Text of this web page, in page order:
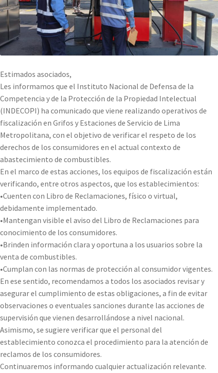
Estimados asociados,
Les informamos que el Instituto Nacional de Defensa de la
Competencia y de la Protección de la Propiedad Intelectual
(INDECOPI) ha comunicado que viene realizando operativos de
fiscalización en Grifos y Estaciones de Servicio de Lima
Metropolitana, con el objetivo de verificar el respeto de los
derechos de los consumidores en el actual contexto de
abastecimiento de combustibles.
En el marco de estas acciones, los equipos de fiscalización están
verificando, entre otros aspectos, que los establecimientos:
•Cuenten con Libro de Reclamaciones, físico o virtual,
debidamente implementado.
•Mantengan visible el aviso del Libro de Reclamaciones para
conocimiento de los consumidores.
•Brinden información clara y oportuna a los usuarios sobre la
venta de combustibles.
•Cumplan con las normas de protección al consumidor vigentes.
En ese sentido, recomendamos a todos los asociados revisar y
asegurar el cumplimiento de estas obligaciones, a fin de evitar
observaciones o eventuales sanciones durante las acciones de
supervisión que vienen desarrollándose a nivel nacional.
Asimismo, se sugiere verificar que el personal del
establecimiento conozca el procedimiento para la atención de
reclamos de los consumidores.
Continuaremos informando cualquier actualización relevante.